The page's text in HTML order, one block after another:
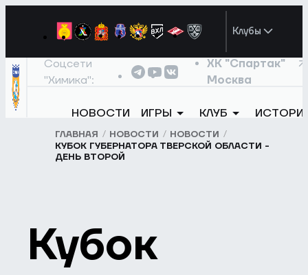
Клубы
Соцсети
"Химика":
ХК "Спартак"
Москва
НОВОСТИ ИГРЫ КЛУБ
ГЛАВНАЯ НОВОСТИ
НОВОСТИ
КУБОК ГУБЕРНАТОРА ТВЕРСКОЙ ОБЛАСТИ -
ДЕНЬ ВТОРОЙ
Кубок